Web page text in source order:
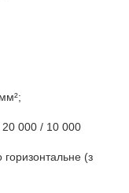
20 000 / 10 000
(з